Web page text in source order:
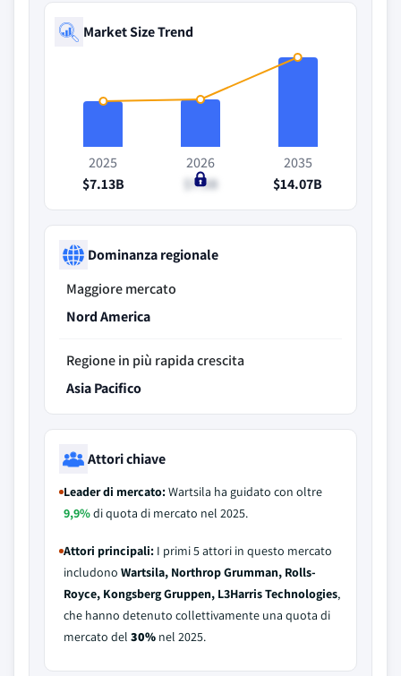
Market Size Trend
2025
$7.13B
2026
$7.5B
2035
$14.07B
Dominanza regionale
Maggiore mercato
Nord America
Regione in più rapida crescita
Asia Pacifico
Attori chiave
Leader di mercato:Wartsila ha guidato con oltre
9,9%di quota di mercato nel 2025.
Attori principali: I primi 5 attori in questo mercato
includono Wartsila, Northrop Grumman, Rolls-
Royce, Kongsberg Gruppen, L3Harris Technologies,
che hanno detenuto collettivamente una quota di
mercato del 30% nel 2025.